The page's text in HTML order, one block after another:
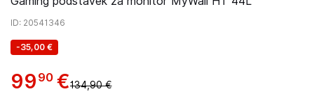
ID: 20541346
-35,00 €
99 90 €134,90 €